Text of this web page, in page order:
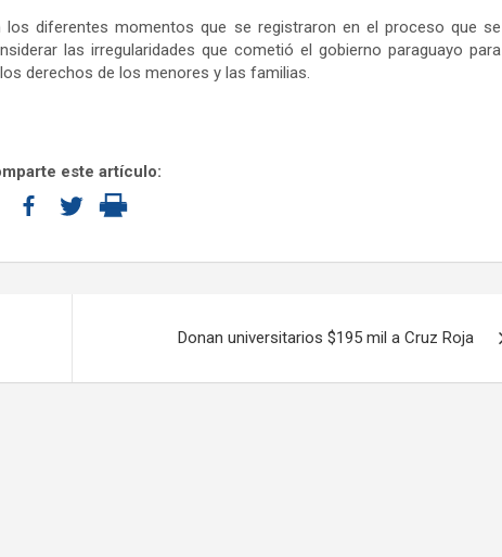
los diferentes momentos que se registraron en el proceso que se
las irregularidades que cometió el gobierno paraguayo para
derechos de los menores y las familias.
este artículo:
Donan universitarios $195 mil a Cruz Roja